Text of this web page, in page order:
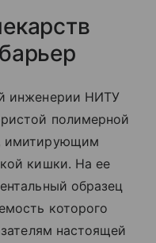
инженерии НИТУ
полимерной
имитирующим
кишки. На ее
образец
которого
настоящей